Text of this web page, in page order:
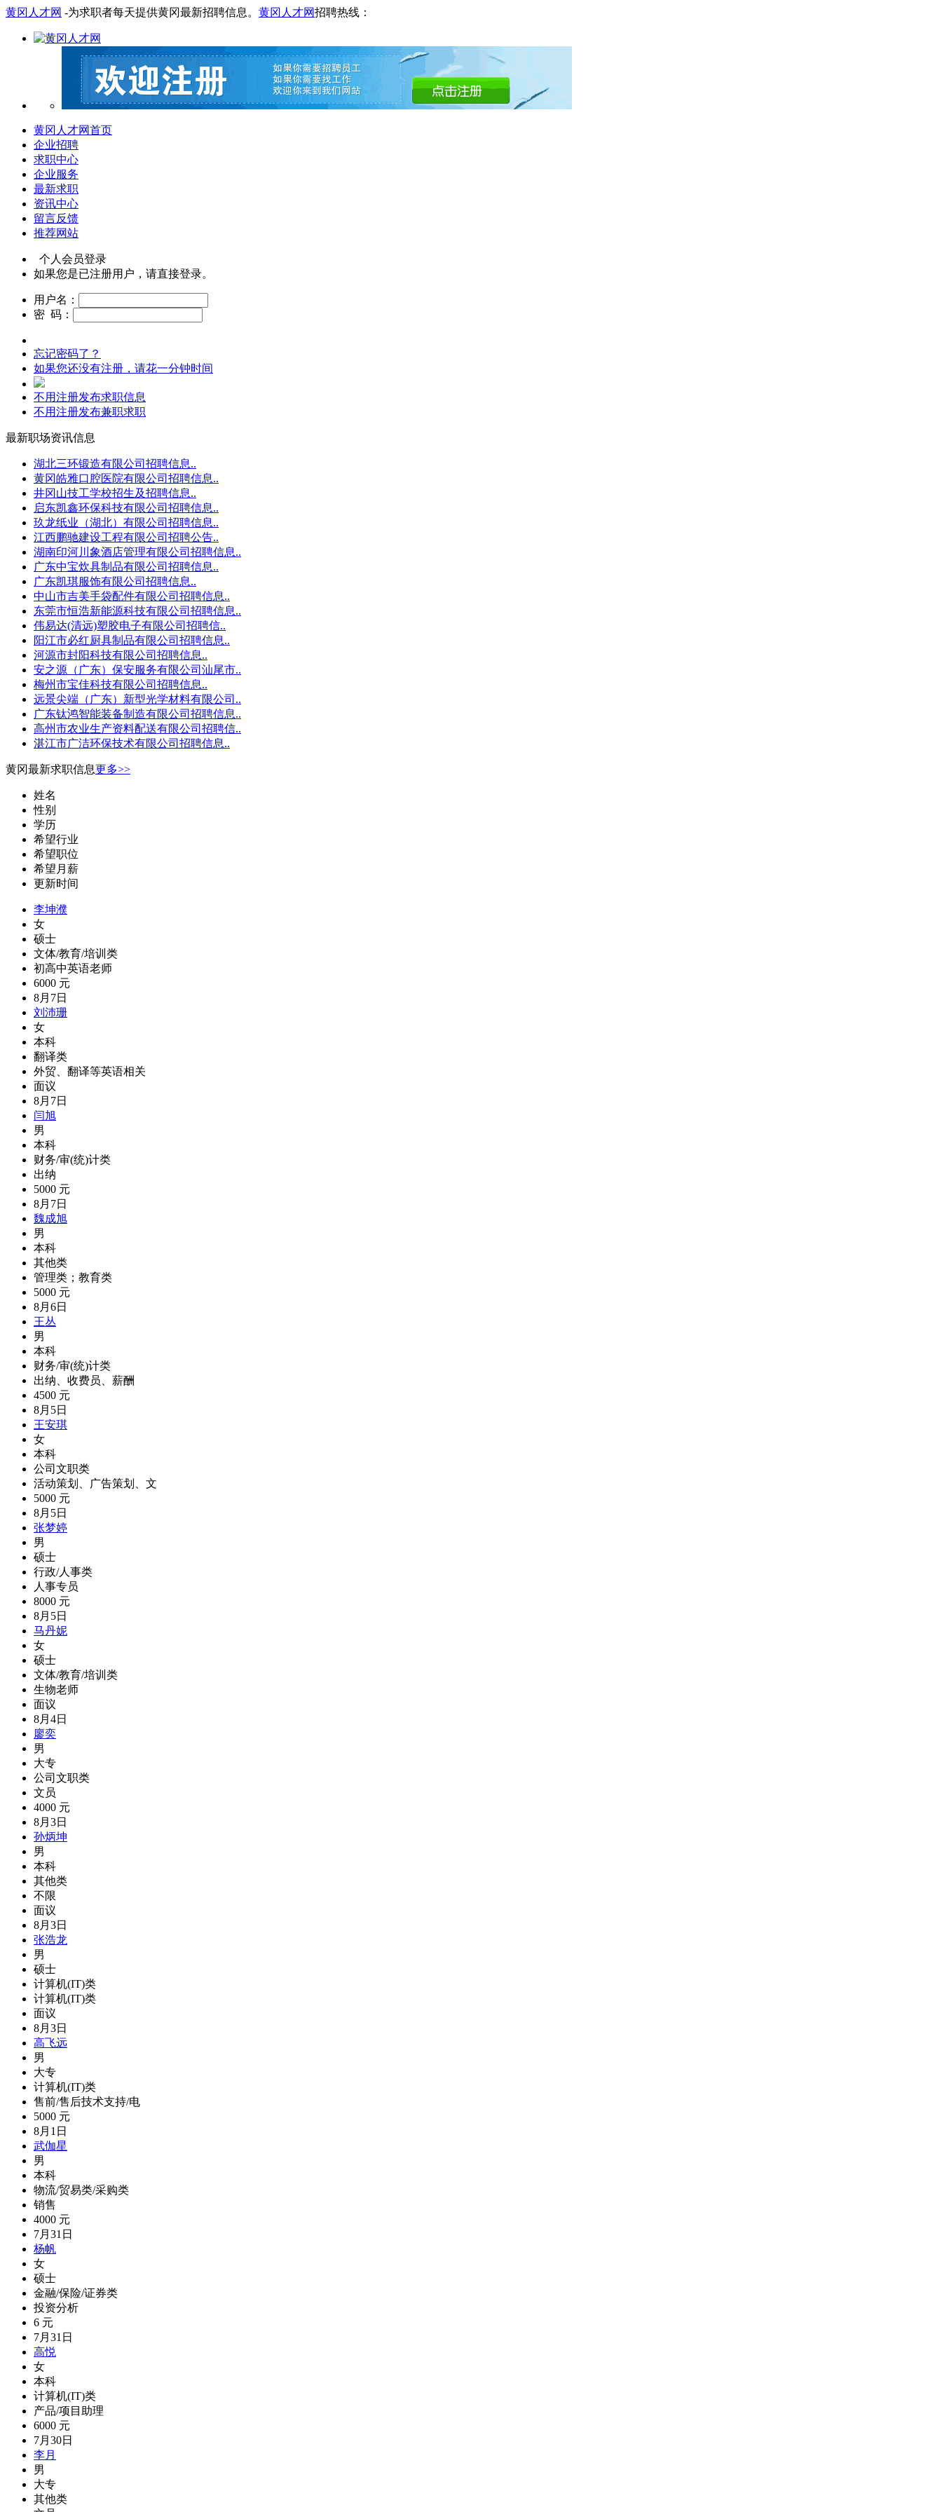
黄冈人才网 -为求职者每天提供黄冈最新招聘信息。 黄冈人才网招聘热线：
黄冈人才网首页
企业招聘
求职中心
企业服务
最新求职
资讯中心
留言反馈
推荐网站
个人会员登录
如果您是已注册用户，请直接登录。
用户名：
密 码：
忘记密码了？
如果您还没有注册，请花一分钟时间
不用注册发布求职信息
不用注册发布兼职求职
最新职场资讯信息
湖北三环锻造有限公司招聘信息..
黄冈皓雅口腔医院有限公司招聘信息..
井冈山技工学校招生及招聘信息..
启东凯鑫环保科技有限公司招聘信息..
玖龙纸业（湖北）有限公司招聘信息..
江西鹏驰建设工程有限公司招聘公告..
湖南印河川象酒店管理有限公司招聘信息..
广东中宝炊具制品有限公司招聘信息..
广东凯琪服饰有限公司招聘信息..
中山市吉美手袋配件有限公司招聘信息..
东莞市恒浩新能源科技有限公司招聘信息..
伟易达(清远)塑胶电子有限公司招聘信..
阳江市必红厨具制品有限公司招聘信息..
河源市封阳科技有限公司招聘信息..
安之源（广东）保安服务有限公司汕尾市..
梅州市宝佳科技有限公司招聘信息..
远景尖端（广东）新型光学材料有限公司..
广东钛鸿智能装备制造有限公司招聘信息..
高州市农业生产资料配送有限公司招聘信..
湛江市广洁环保技术有限公司招聘信息..
黄冈最新求职信息更多>>
姓名
性别
学历
希望行业
希望职位
希望月薪
更新时间
李坤濮
女
硕士
文体/教育/培训类
初高中英语老师
6000 元
8月7日
刘沛珊
女
本科
翻译类
外贸、翻译等英语相关
面议
8月7日
闫旭
男
本科
财务/审(统)计类
出纳
5000 元
8月7日
魏成旭
男
本科
其他类
管理类；教育类
5000 元
8月6日
王丛
男
本科
财务/审(统)计类
出纳、收费员、薪酬
4500 元
8月5日
王安琪
女
本科
公司文职类
活动策划、广告策划、文
5000 元
8月5日
张梦婷
男
硕士
行政/人事类
人事专员
8000 元
8月5日
马丹妮
女
硕士
文体/教育/培训类
生物老师
面议
8月4日
廖奕
男
大专
公司文职类
文员
4000 元
8月3日
孙炳坤
男
本科
其他类
不限
面议
8月3日
张浩龙
男
硕士
计算机(IT)类
计算机(IT)类
面议
8月3日
高飞远
男
大专
计算机(IT)类
售前/售后技术支持/电
5000 元
8月1日
武伽星
男
本科
物流/贸易类/采购类
销售
4000 元
7月31日
杨帆
女
硕士
金融/保险/证券类
投资分析
6 元
7月31日
高悦
女
本科
计算机(IT)类
产品/项目助理
6000 元
7月30日
李月
男
大专
其他类